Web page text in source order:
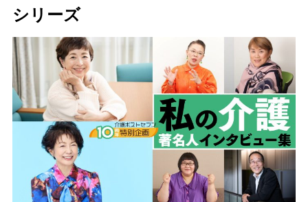
シリーズ